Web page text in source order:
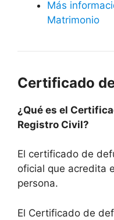
Más
Matrimonio
Certificado
¿Qué es el
Registro Civil?
El certificado de
oficial que acredita
persona.
El Certificado de